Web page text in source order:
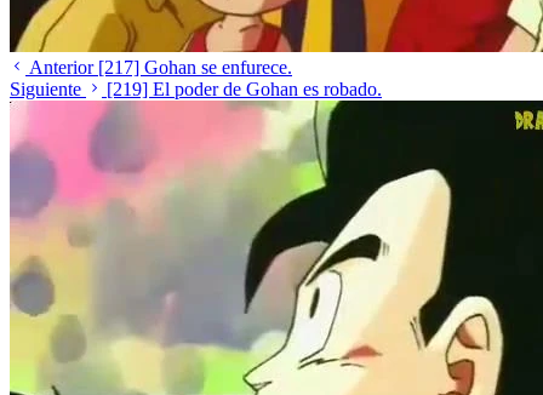
Anterior [217] Gohan se enfurece.
Siguiente
[219] El poder de Gohan es robado.